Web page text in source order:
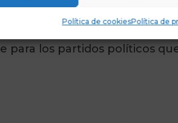
Política de cookiesPolítica de
España Vaciada efectuará
y al menos quince días
para los partidos políticos